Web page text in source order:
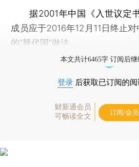
据2001年中国《入世议定书
成员应于2016年12月11日终止
的“替代国”做法。
本文共计6465字 订阅后
登录 后获取已订阅的
财新通会员
可畅读全文
订阅/会